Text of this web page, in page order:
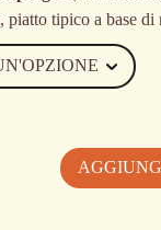
piatto tipico a base